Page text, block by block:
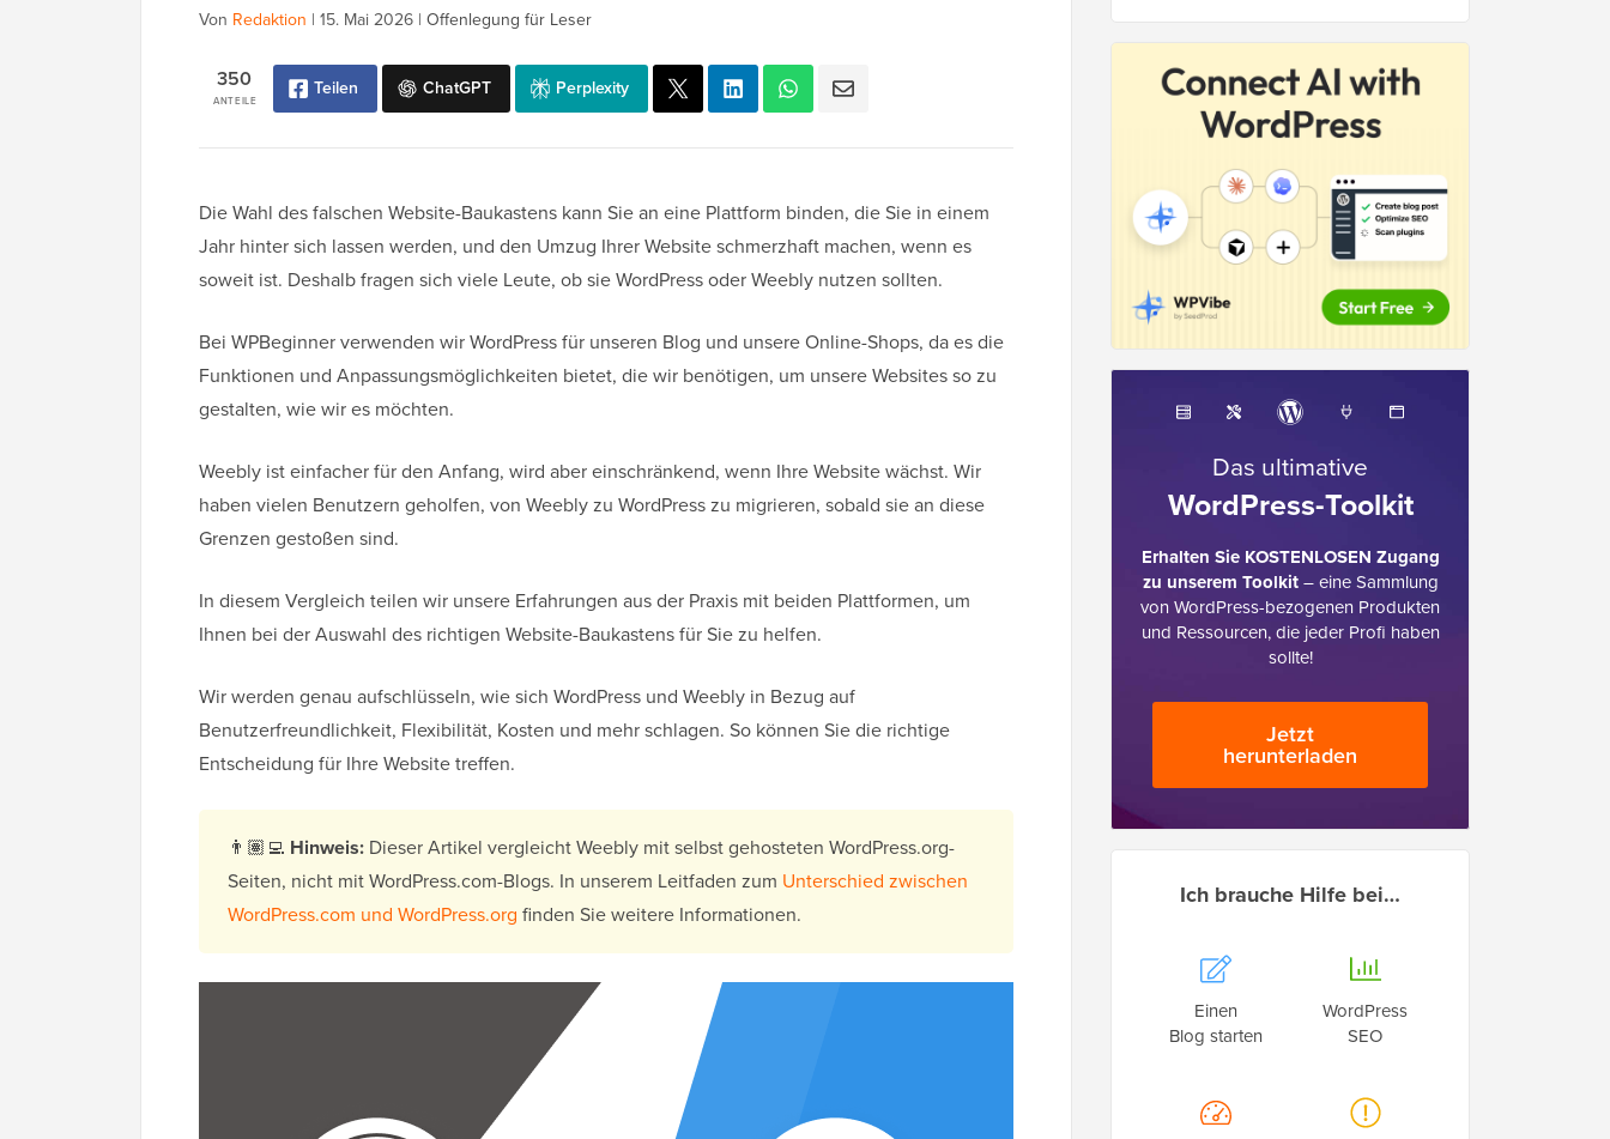
Von Redaktion | 15. Mai 2026 | Offenlegung für Leser
ANTEILE
350 Teilen ChatGPT Perplexity
Die Wahl des falschen Website-Baukastens kann Sie an eine Plattform binden, die Sie in einem
Jahr hinter sich lassen werden, und den Umzug Ihrer Website schmerzhaft machen, wenn es
soweit ist. Deshalb fragen sich viele Leute, ob sie WordPress oder Weebly nutzen sollten.
Bei WPBeginner verwenden wir WordPress für unseren Blog und unsere Online-Shops, da es die
Funktionen und Anpassungsmöglichkeiten bietet, die wir benötigen, um unsere Websites so zu
gestalten, wie wir es möchten.
Weebly ist einfacher für den Anfang, wird aber einschränkend, wenn Ihre Website wächst. Wir
haben vielen Benutzern geholfen, von Weebly zu WordPress zu migrieren, sobald sie an diese
Grenzen gestoßen sind.
In diesem Vergleich teilen wir unsere Erfahrungen aus der Praxis mit beiden Plattformen, um
Ihnen bei der Auswahl des richtigen Website-Baukastens für Sie zu helfen.
Wir werden genau aufschlüsseln, wie sich WordPress und Weebly in Bezug auf
Benutzerfreundlichkeit, Flexibilität, Kosten und mehr schlagen. So können Sie die richtige
Entscheidung für Ihre Website treffen.
👨🏽‍💻 Hinweis: Dieser Artikel vergleicht Weebly mit selbst gehosteten WordPress.org-
Seiten, nicht mit WordPress.com-Blogs. In unserem Leitfaden zum Unterschied zwischen
WordPress.com und WordPress.org finden Sie weitere Informationen.
Das ultimative
WordPress-Toolkit
Erhalten Sie KOSTENLOSEN Zugang
zu unserem Toolkit– eine Sammlung
von WordPress-bezogenen Produkten
und Ressourcen, die jeder Profi haben
sollte!
Jetzt
herunterladen
Ich brauche Hilfe bei…
Einen
Blog starten
WordPress
SEO